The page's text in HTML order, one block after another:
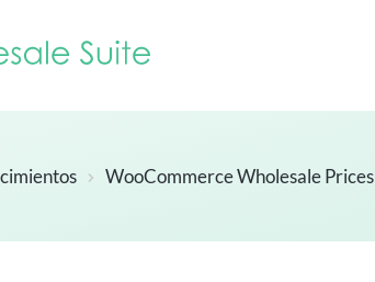
WooCommerce Wholesale Prices